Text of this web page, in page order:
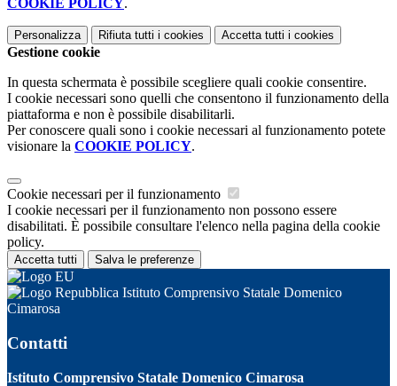
COOKIE POLICY.
Personalizza Rifiuta tutti i cookies Accetta tutti i cookies
Gestione cookie
In questa schermata è possibile scegliere quali cookie consentire.
I cookie necessari sono quelli che consentono il funzionamento della
piattaforma e non è possibile disabilitarli.
Per conoscere quali sono i cookie necessari al funzionamento potete
visionare la COOKIE POLICY.
Cookie necessari per il funzionamento
I cookie necessari per il funzionamento non possono essere
disabilitati. È possibile consultare l'elenco nella pagina della cookie
policy.
Accetta tutti Salva le preferenze
Istituto Comprensivo Statale Domenico
Cimarosa
Contatti
Istituto Comprensivo Statale Domenico Cimarosa